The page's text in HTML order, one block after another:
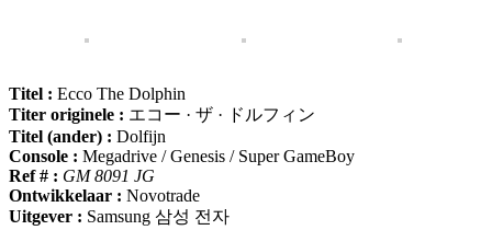
Titel : Ecco The Dolphin
Titer originele : エコー · ザ · ドルフィン
Titel (ander) : Dolfijn
Console : Megadrive / Genesis / Super GameBoy
Ref # : GM 8091 JG
Ontwikkelaar : Novotrade
Uitgever : Samsung 삼성 전자